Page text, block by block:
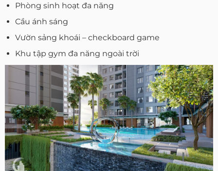
Phòng sinh hoạt đa năng
Cầu ánh sáng
Vườn sảng khoái – checkboard game
Khu tập gym đa năng ngoài trời